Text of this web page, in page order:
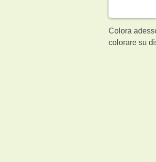
Colora
colorare su